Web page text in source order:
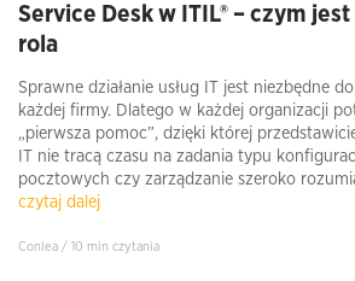
Service Desk w ITIL® – czym
rola
Sprawne działanie usług IT jest niezbędne
każdej firmy. Dlatego w każdej organizacji
„pierwsza pomoc”, dzięki której
IT nie tracą czasu na zadania typu
pocztowych czy zarządzanie szeroko
czytaj dalej
Conlea / 10 min czytania